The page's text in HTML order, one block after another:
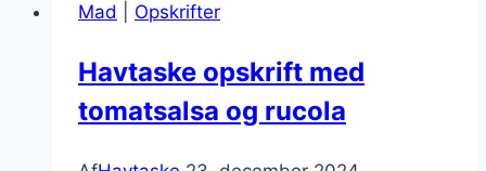
Mad Opskrifter
Havtaske opskrift med
tomatsalsa og rucola